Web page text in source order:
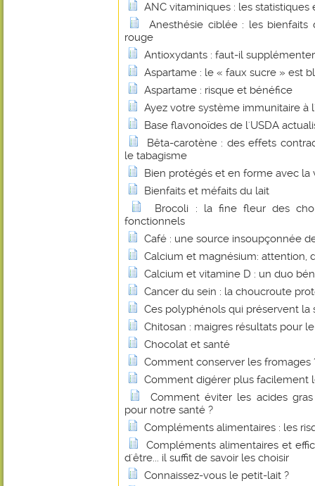
ANC vitaminiques : les statistiques
Anesthésie ciblée : les
rouge
Antioxydants : faut-il
Aspartame : le « faux sucre » est
Aspartame : risque et bénéfice
Ayez votre système immunitaire à
Base flavonoïdes de l'USDA
Bêta-carotène : des effets
le tabagisme
Bien protégés et en forme avec la
Bienfaits et méfaits du lait
Brocoli : la fine fleur des
fonctionnels
Café : une source insoupçonnée
Calcium et magnésium: attention,
Calcium et vitamine D : un duo
Cancer du sein : la choucroute
Ces polyphénols qui préservent la
Chitosan : maigres résultats pour
Chocolat et santé
Comment conserver les fromages
Comment digérer plus facilement
Comment éviter les acides
pour notre santé ?
Compléments alimentaires : les
Compléments alimentaires et
d'être... il suffit de savoir les choisir
Connaissez-vous le petit-lait ?